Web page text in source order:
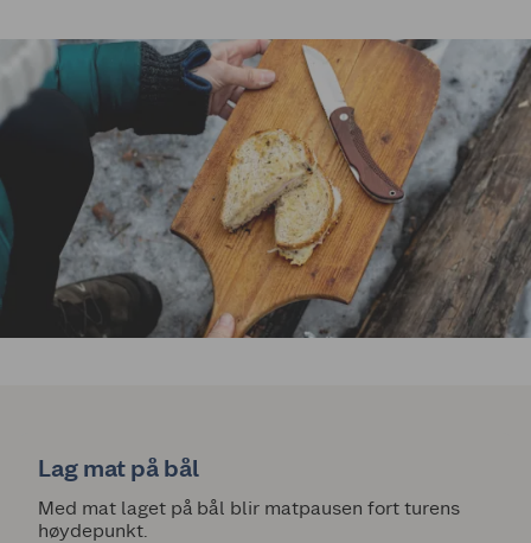
Lag mat på bål
Med mat laget på bål blir matpausen fort turens
høydepunkt.